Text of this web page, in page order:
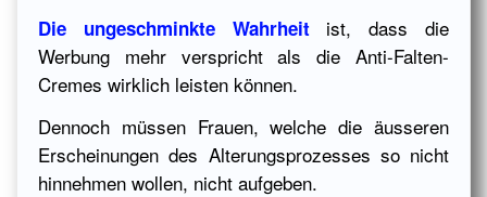
Die ungeschminkte Wahrheitist, dass die
Werbung mehr verspricht als die Anti-Falten-
Cremes wirklich leisten können.
Dennoch müssen Frauen, welche die äusseren
Erscheinungen des Alterungsprozesses so nicht
hinnehmen wollen, nicht aufgeben.